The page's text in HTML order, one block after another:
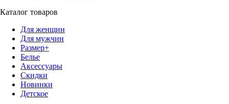
Каталог товаров
Для женщин
Для мужчин
Размер+
Белье
Аксессуары
Скидки
Новинки
Детское